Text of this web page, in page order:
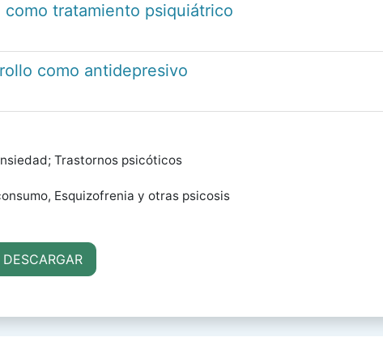
tratamiento psiquiátrico
como antidepresivo
Trastornos psicóticos
Esquizofrenia y otras psicosis